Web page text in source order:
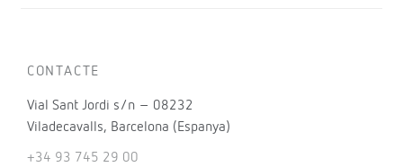
CONTACTE
Vial Sant Jordi s/n – 08232
Viladecavalls, Barcelona (Espanya)
+34 93 745 29 00